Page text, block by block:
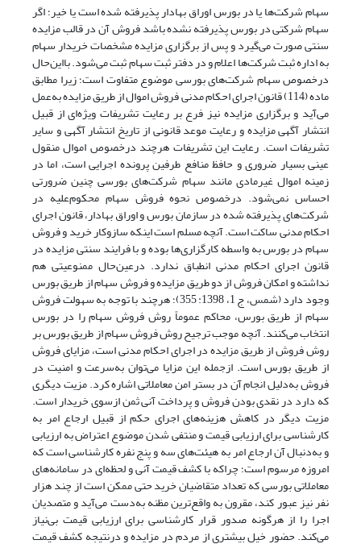
سهام شرکت‌ها یا در بورس اوراق بهادار پذیرفته شده‌ است یا خیر؛ اگر
سهام شرکتی در بورس پذیرفته نشده باشد فروش آن در قالب مزایده
سنتی صورت می‌گیرد و پس از برگزاری مزایده مشخصات خریدار سهام
به اداره ثبت شرکت‌ها اعلام و در دفتر ثبت سهام ثبت می‌شود. بااین‌حال
درخصوص سهام شرکت‌های بورسی موضوع متفاوت است؛ زیرا مطابق
ماده (114) قانون اجرای احکام مدنی فروش اموال از طریق مزایده به‌عمل
می‌آید و برگزاری مزایده نیز فرع بر رعایت تشریفات ویژه‌ای از قبیل
انتشار آگهی مزایده و رعایت موعد قانونی از تاریخ انتشار آگهی و سایر
تشریفات است. رعایت این تشریفات هرچند درخصوص اموال منقول
عینی بسیار ضروری و حافظ منافع طرفین پرونده اجرایی است، اما در
زمینه اموال غیرمادی مانند سهام شرکت‌های بورسی چنین ضرورتی
احساس نمی‌شود. درخصوص نحوه فروش سهام محکوم‌علیه در
شرکت‌های پذیرفته شده در سازمان بورس و اوراق بهادار، قانون اجرای
احکام مدنی ساکت است. آنچه مسلم است اینکه سازوکار خرید و فروش
سهام در بورس به واسطه کارگزاری‌ها بوده و با فرایند سنتی مزایده در
قانون اجرای احکام مدنی انطباق ندارد. در‌عین‌حال ممنوعیتی هم
نداشته و امکان فروش از دو طریق مزایده و فروش سهام از طریق بورس
وجود دارد (شمس، ج 1، 1398: 355)؛ هرچند با توجه به سهولت فروش
سهام از طریق بورس، محاکم عموماً روش فروش سهام را در بورس
انتخاب می‌کنند. آنچه موجب ترجیح روش فروش سهام از طریق بورس بر
روش فروش از طریق مزایده در اجرای احکام مدنی است، مزایای فروش
از طریق بورس است. ازجمله این مزایا می‌توان به‌سرعت و امنیت در
فروش به‌دلیل انجام آن در بستر امن معاملاتی اشاره کرد. مزیت دیگری
که دارد در نقدی بودن فروش و پرداخت آنی ثمن ازسوی خریدار است.
مزیت دیگر در کاهش هزینه‌های اجرای حکم از قبیل ارجاع امر به
کارشناسی برای ارزیابی قیمت و منتفی شدن موضوع اعتراض به ارزیابی
و به‌دنبال آن ارجاع امر به هیئت‌های سه و پنج نفره کارشناسی است که
امروزه مرسوم است؛ چراکه با کشف قیمت آنی و لحظه‌ای در سامانه‌های
معاملاتی بورسی که تعداد متقاضیان خرید حتی ممکن است از چند هزار
نفر نیز عبور کند، مقرون به واقع‌ترین مظنه به‌دست می‌آید و متصدیان
اجرا را از هرگونه صدور قرار کارشناسی برای ارزیابی قیمت بی‌نیاز
می‌کند. حضور خیل بیشتری از مردم در مزایده و در‌نتیجه کشف قیمت